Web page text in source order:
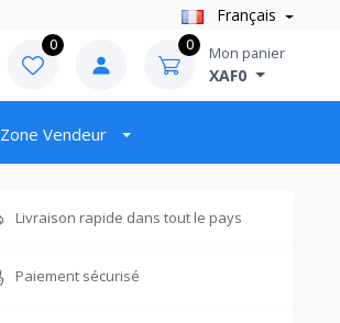
Français
0 0 Mon panier
XAF0
Zone Vendeur
Livraison rapide dans tout le pays
Paiement sécurisé